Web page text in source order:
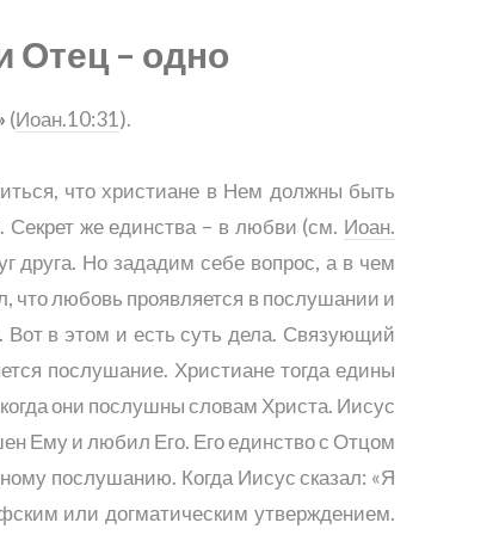
Отец – одно
(Иоан.10:31 ).
что христиане в Нем должны быть
же единства – в любви (см. Иоан.
друга. Но зададим себе вопрос, а в чем
что любовь проявляется в послушании и
Вот в этом и есть суть дела. Связующий
послушание. Христиане тогда едины
они послушны словам Христа. Иисус
Ему и любил Его. Его единство с Отцом
послушанию. Когда Иисус сказал: «Я
или догматическим утверждением.